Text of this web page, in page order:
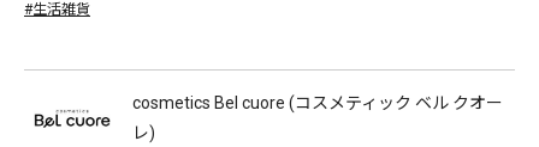
#生活雑貨
cosmetics Bel cuore (コスメティック ベル クオー
レ)